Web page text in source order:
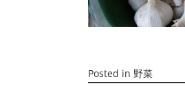
Posted in 野菜